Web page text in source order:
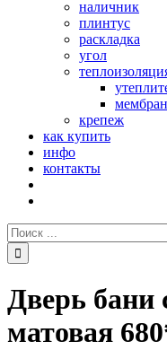
наличник
плинтус
раскладка
угол
крепеж
как купить
инфо
контакты
Поиск:
Дверь бани
матовая